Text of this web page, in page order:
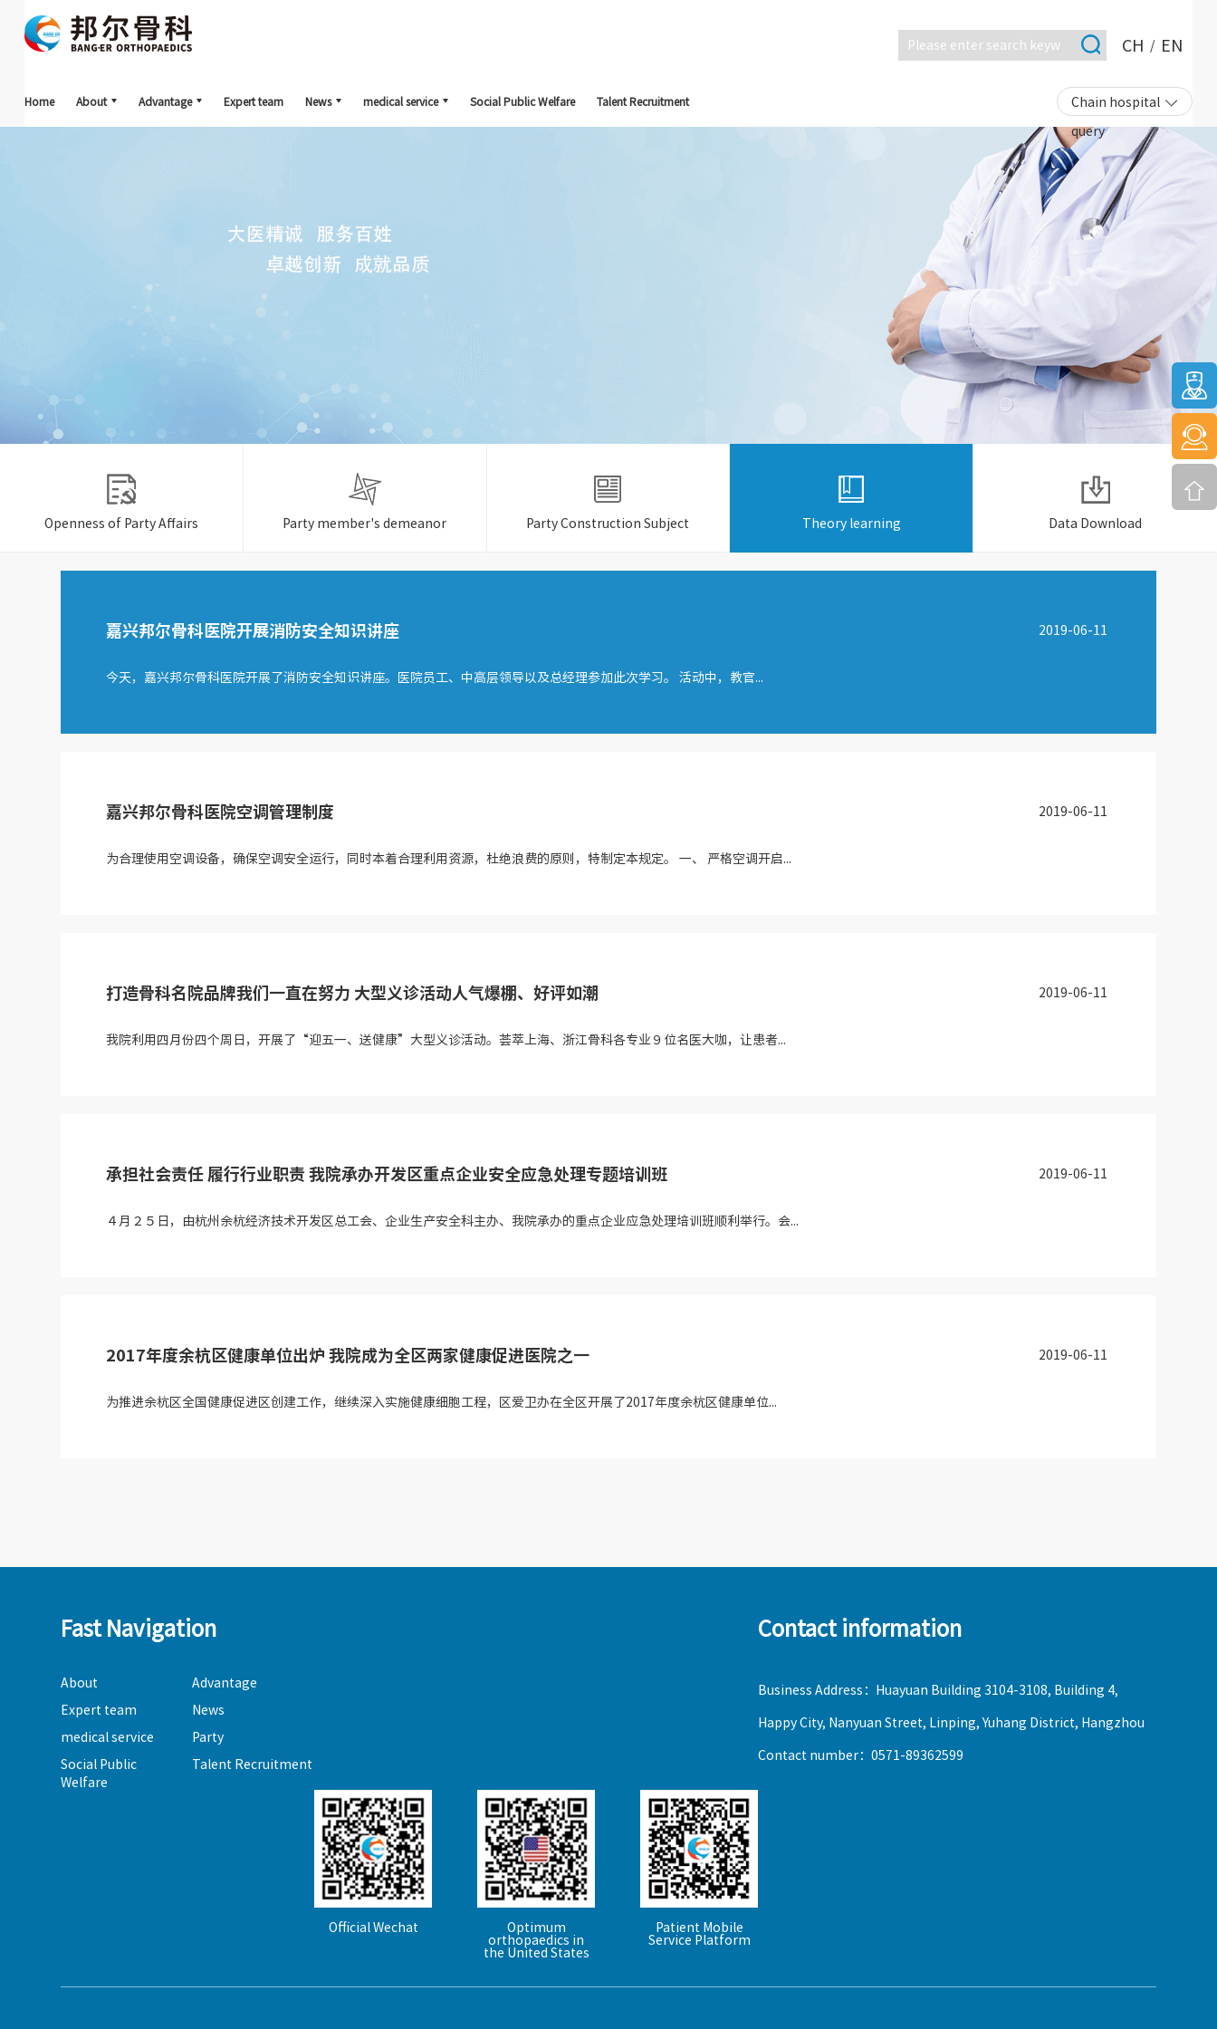
Home About Advantage Expert team News medical service Social Public Welfare Talent Recruitment Chain hospital
query
CH / EN
Openness of Party Affairs Party member's demeanor Party Construction Subject Theory learning Data Download
嘉兴邦尔骨科医院开展消防安全知识讲座 2019-06-11
今天，嘉兴邦尔骨科医院开展了消防安全知识讲座。医院员工、中高层领导以及总经理参加此次学习。 活动中，教官...
嘉兴邦尔骨科医院空调管理制度 2019-06-11
为合理使用空调设备，确保空调安全运行，同时本着合理利用资源，杜绝浪费的原则，特制定本规定。 一、 严格空调开启...
打造骨科名院品牌我们一直在努力 大型义诊活动人气爆棚、好评如潮 2019-06-11
我院利用四月份四个周日，开展了“迎五一、送健康”大型义诊活动。荟萃上海、浙江骨科各专业９位名医大咖，让患者...
承担社会责任 履行行业职责 我院承办开发区重点企业安全应急处理专题培训班 2019-06-11
４月２５日，由杭州余杭经济技术开发区总工会、企业生产安全科主办、我院承办的重点企业应急处理培训班顺利举行。会...
2017年度余杭区健康单位出炉 我院成为全区两家健康促进医院之一 2019-06-11
为推进余杭区全国健康促进区创建工作，继续深入实施健康细胞工程，区爱卫办在全区开展了2017年度余杭区健康单位...
Fast Navigation
About Advantage
Expert team News
medical service Party
Social Public
Welfare
Talent Recruitment
Contact information
Business Address：Huayuan Building 3104-3108, Building 4,
Happy City, Nanyuan Street, Linping, Yuhang District, Hangzhou
Contact number：0571-89362599
Official Wechat
Optimum
orthopaedics in
the United States
Patient Mobile
Service Platform